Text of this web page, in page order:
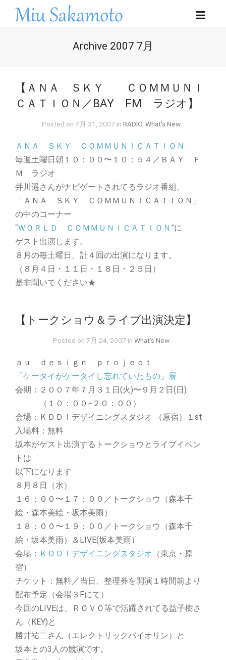
Archive 2007 7月
【ＡＮＡ ＳＫＹ ＣＯＭＭＵＮＩ
ＣＡＴＩＯＮ／BAY FM ラジオ】
Posted on 7月 31, 2007 in RADIO, What's New
ＡＮＡ ＳＫＹ ＣＯＭＭＵＮＩＣＡＴＩＯＮ
毎週土曜日朝１０：００〜１０：５４／ＢＡＹ Ｆ
Ｍ ラジオ
井川遥さんがナビゲートされてるラジオ番組、
「ＡＮＡ ＳＫＹ ＣＯＭＭＵＮＩＣＡＴＩＯＮ」
の中のコーナー
“ＷＯＲＬＤ ＣＯＭＭＵＮＩＣＡＴＩＯＮ”に
ゲスト出演します。
８月の毎土曜日、計４回の出演になります。
（８月４日・１１日・１８日・２５日）
是非聞いてください★
【トークショウ＆ライブ出演決定】
Posted on 7月 24, 2007 in What's New
ａｕ ｄｅｓｉｇｎ ｐｒｏｊｅｃｔ
「ケータイがケータイし忘れていたもの」展
会期：２００７年７月３１日(火)〜９月２日(日)
（１０：００−２０：００）
会場：ＫＤＤＩデザイニングスタジオ （原宿）１st
入場料：無料
坂本がゲスト出演するトークショウとライブイベン
トは
以下になります
８月８日（水）
１６：００〜１７：００／トークショウ（森本千
絵・森本美絵・坂本美雨）
１８：００〜１９：００／トークショウ（森本千
絵・坂本美雨）＆LIVE(坂本美雨）
会場： ＫＤＤＩデザイニングスタジオ
（東京・原
宿）
チケット：無料／当日、整理券を開演１時間前より
配布予定（会場３Fにて）
今回のLIVEは、ＲＯＶＯ等で活躍されてる益子樹さ
ん（KEY)と
勝井祐二さん（エレクトリックバイオリン）と
坂本との3人の競演です。